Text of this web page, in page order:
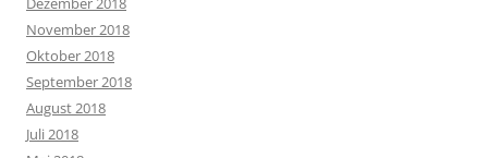
November 2018
Oktober 2018
September 2018
August 2018
Juli 2018